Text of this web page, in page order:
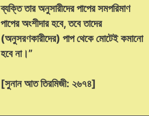
ব্যক্তি তার অনুসারীদের পাপের সমপরিমাণ
পাপের অংশীদার হবে, তবে তাদের
(অনুসরণকারীদের) পাপ থেকে মোটেই কমানো
হবে না।”
[সুনান আত তিরমিজী: ২৬৭৪]